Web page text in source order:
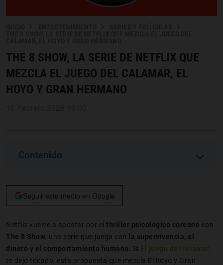
THE 8 SHOW, LA SERIE DE NETFLIX QUE
MEZCLA EL JUEGO DEL CALAMAR, EL
HOYO Y GRAN HERMANO
Contenido
Seguir este medio en Google
Netflix vuelve a apostar por el thriller psicológico coreano con
The 8 Show , una serie que juega con la supervivencia, el
dinero y el comportamiento humano. Si El juego del calamar
te dejó tocado, esta propuesta que mezcla El hoyo y Gran